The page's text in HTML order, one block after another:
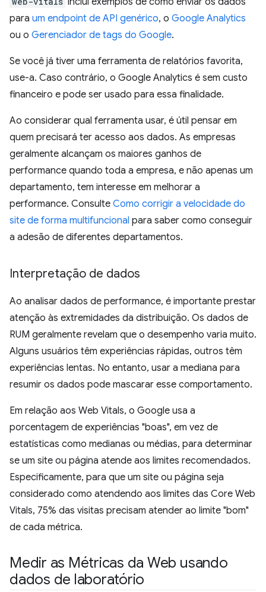
para um endpoint de API genérico, o Google Analytics
ou o Gerenciador de tags do Google.
Se você já tiver uma ferramenta de relatórios favorita,
use-a. Caso contrário, o Google Analytics é sem custo
financeiro e pode ser usado para essa finalidade.
Ao considerar qual ferramenta usar, é útil pensar em
quem precisará ter acesso aos dados. As empresas
geralmente alcançam os maiores ganhos de
performance quando toda a empresa, e não apenas um
departamento, tem interesse em melhorar a
performance. Consulte Como corrigir a velocidade do
site de forma multifuncional para saber como conseguir
a adesão de diferentes departamentos.
Interpretação de dados
Ao analisar dados de performance, é importante prestar
atenção às extremidades da distribuição. Os dados de
RUM geralmente revelam que o desempenho varia muito.
Alguns usuários têm experiências rápidas, outros têm
experiências lentas. No entanto, usar a mediana para
resumir os dados pode mascarar esse comportamento.
Em relação aos Web Vitals, o Google usa a
porcentagem de experiências "boas", em vez de
estatísticas como medianas ou médias, para determinar
se um site ou página atende aos limites recomendados.
Especificamente, para que um site ou página seja
considerado como atendendo aos limites das Core Web
Vitals, 75% das visitas precisam atender ao limite "bom"
de cada métrica.
Medir as Métricas da Web usando
dados de laboratório